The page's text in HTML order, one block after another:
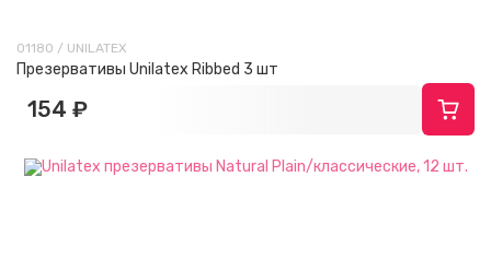
01180 / UNILATEX
Презервативы Unilatex Ribbed 3 шт
154 ₽